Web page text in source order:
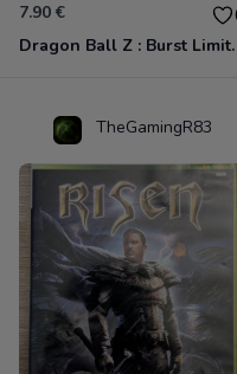
7.90 €
Dragon
TheGamingR83